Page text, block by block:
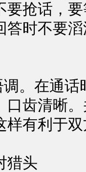
要抢话，
答时不要
在通话
口齿清晰
样有利于
猎头